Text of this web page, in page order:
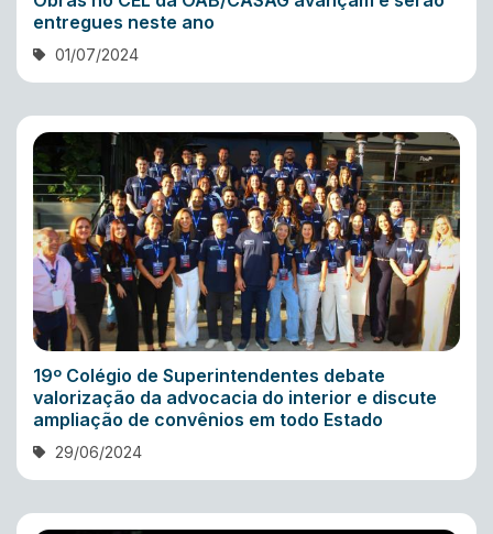
entregues neste ano
01/07/2024
19º Colégio de Superintendentes debate
valorização da advocacia do interior e discute
ampliação de convênios em todo Estado
29/06/2024